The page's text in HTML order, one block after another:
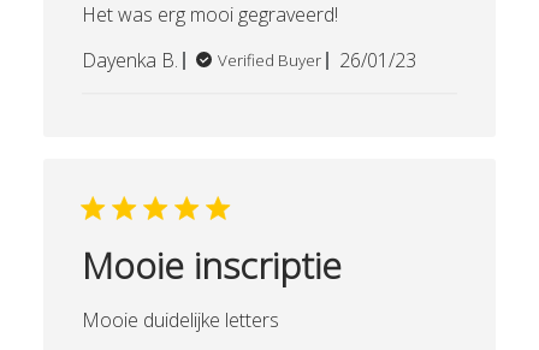
Het was erg mooi gegraveerd!
Dayenka B.
Verified Buyer
Published
26/01/23
Mooie inscriptie
Mooie duidelijke letters